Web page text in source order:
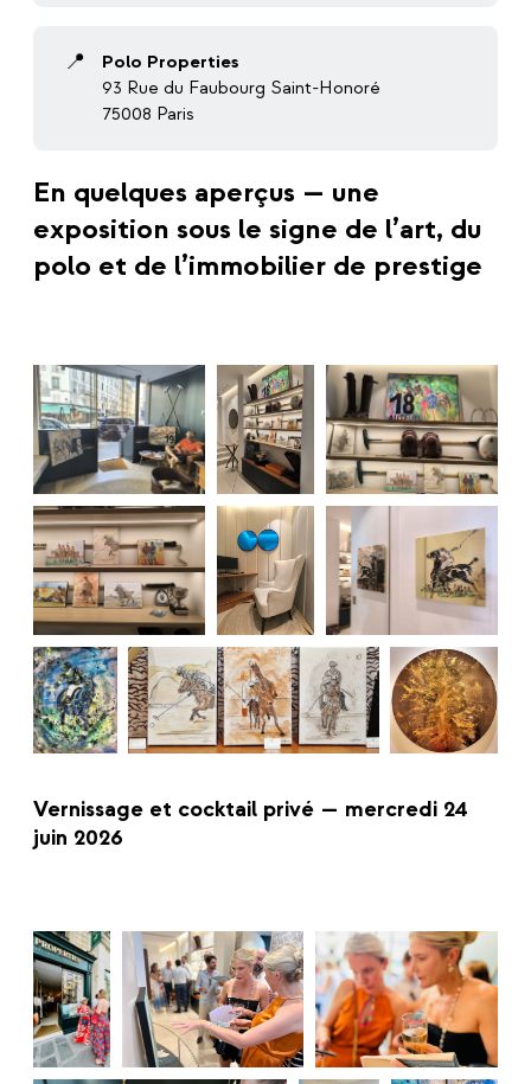
📍 Polo Properties
93 Rue du Faubourg Saint-Honoré
75008 Paris
En quelques aperçus — une
exposition sous le signe de l’art, du
polo et de l’immobilier de prestige
Vernissage et cocktail privé — mercredi 24
juin 2026